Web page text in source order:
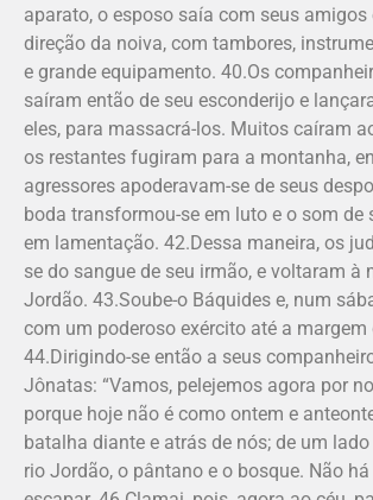
aparato, o es­poso saía com seus amigos
direção da noiva, com tambores,
e grande equipa­mento. 40.Os
saíram então de seu esconderijo e
eles, para massacrá-los. Muitos caíram
os restantes fugiram para a montanha,
agresso­res apoderavam-se de seus
boda transformou-se em luto e o som de
em lamentação. 42.Dessa maneira, os
se do sangue de seu irmão, e voltaram à
Jordão. 43.Soube-o Báquides e, num
com um poderoso exército até a margem
44.Dirigindo-se então a seus
Jônatas: “Vamos, pelejemos agora por
porque hoje não é como ontem e
batalha diante e atrás de nós; de um
rio Jordão, o pântano e o bosque. Não